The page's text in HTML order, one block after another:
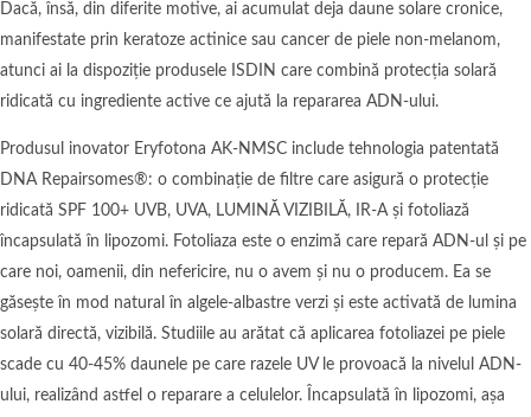
Dacă, însă, din diferite motive, ai acumulat deja daune solare cronice,
manifestate prin keratoze actinice sau cancer de piele non-melanom,
atunci ai la dispoziție produsele ISDIN care combină protecția solară
ridicată cu ingrediente active ce ajută la repararea ADN-ului.
Produsul inovator Eryfotona AK-NMSC include tehnologia patentată
DNA Repairsomes®: o combinație de filtre care asigură o protecție
ridicată SPF 100+ UVB, UVA, LUMINĂ VIZIBILĂ, IR-A și fotoliază
încapsulată în lipozomi. Fotoliaza este o enzimă care repară ADN-ul și pe
care noi, oamenii, din nefericire, nu o avem și nu o producem. Ea se
găsește în mod natural în algele-albastre verzi și este activată de lumina
solară directă, vizibilă. Studiile au arătat că aplicarea fotoliazei pe piele
scade cu 40-45% daunele pe care razele UV le provoacă la nivelul ADN-
ului, realizând astfel o reparare a celulelor. Încapsulată în lipozomi, așa